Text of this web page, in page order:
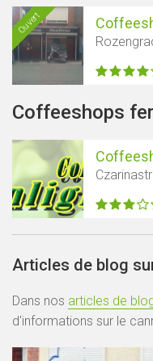
Ouvert
Coffeeshops
Articles de blog
Dans nos articles de
d'informations sur le